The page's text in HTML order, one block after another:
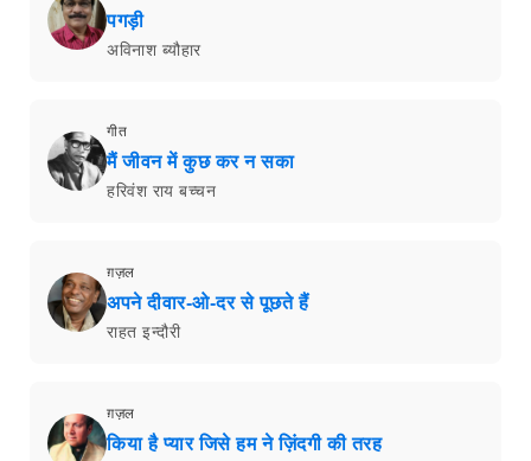
पगड़ी
अविनाश ब्यौहार
गीत
मैं जीवन में कुछ कर न सका
हरिवंश राय बच्चन
ग़ज़ल
अपने दीवार-ओ-दर से पूछते हैं
राहत इन्दौरी
ग़ज़ल
किया है प्यार जिसे हम ने ज़िंदगी की तरह